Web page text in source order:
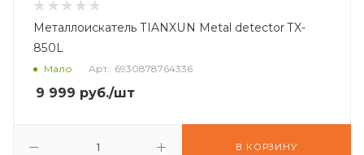
Металлоискатель TIANXUN Metal detector TX-
850L
Мало Арт.: 6930878764336
9 999 руб./шт
В КОРЗИНУ